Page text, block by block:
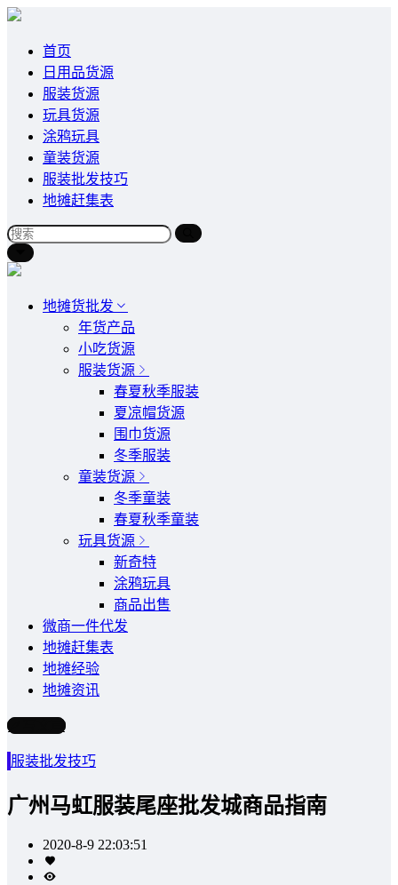
首页
日用品货源
服装货源
玩具货源
涂鸦玩具
童装货源
服装批发技巧
地摊赶集表
地摊货批发
年货产品
小吃货源
服装货源
春夏秋季服装
夏凉帽货源
围巾货源
冬季服装
童装货源
冬季童装
春夏秋季童装
玩具货源
新奇特
涂鸦玩具
商品出售
微商一件代发
地摊赶集表
地摊经验
地摊资讯
写文章
服装批发技巧
广州马虹服装尾座批发城商品指南
2020-8-9 22:03:51